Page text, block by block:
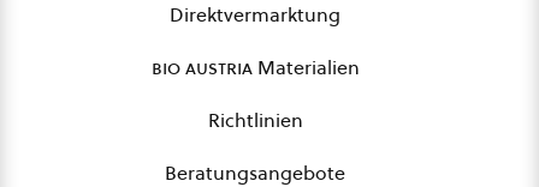
Direktvermarktung
bio austriaMaterialien
Richtlinien
Beratungsangebote